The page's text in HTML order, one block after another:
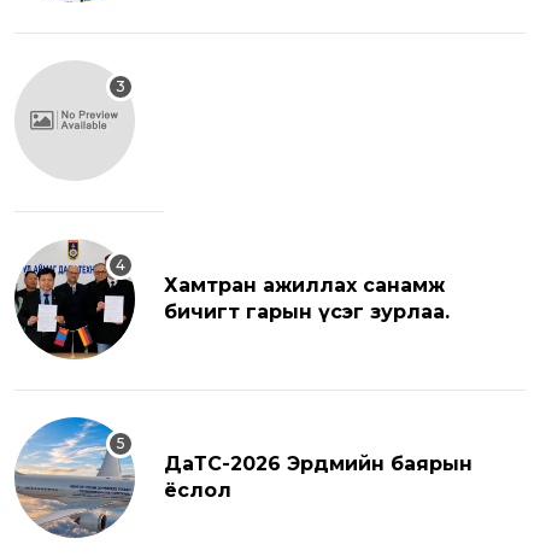
Хамтран ажиллах санамж
бичигт гарын үсэг зурлаа.
ДаТС-2026 Эрдмийн баярын
ёслол